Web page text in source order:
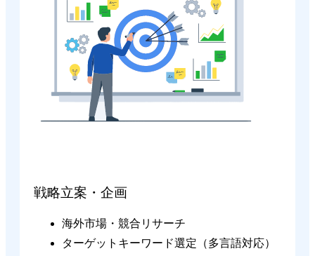
戦略立案・企画
海外市場・競合リサーチ
ターゲットキーワード選定（多言語対応）